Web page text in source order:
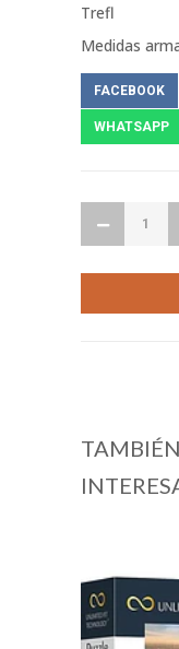
Trefl
Medidas
FACEBOOK
WHATSAPP